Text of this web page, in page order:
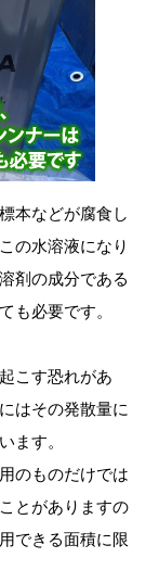
本などが腐食し
の水溶液になり
剤の成分である
も必要です。
こす恐れがあ
はその発散量に
ます。
のものだけでは
とがありますの
できる面積に限